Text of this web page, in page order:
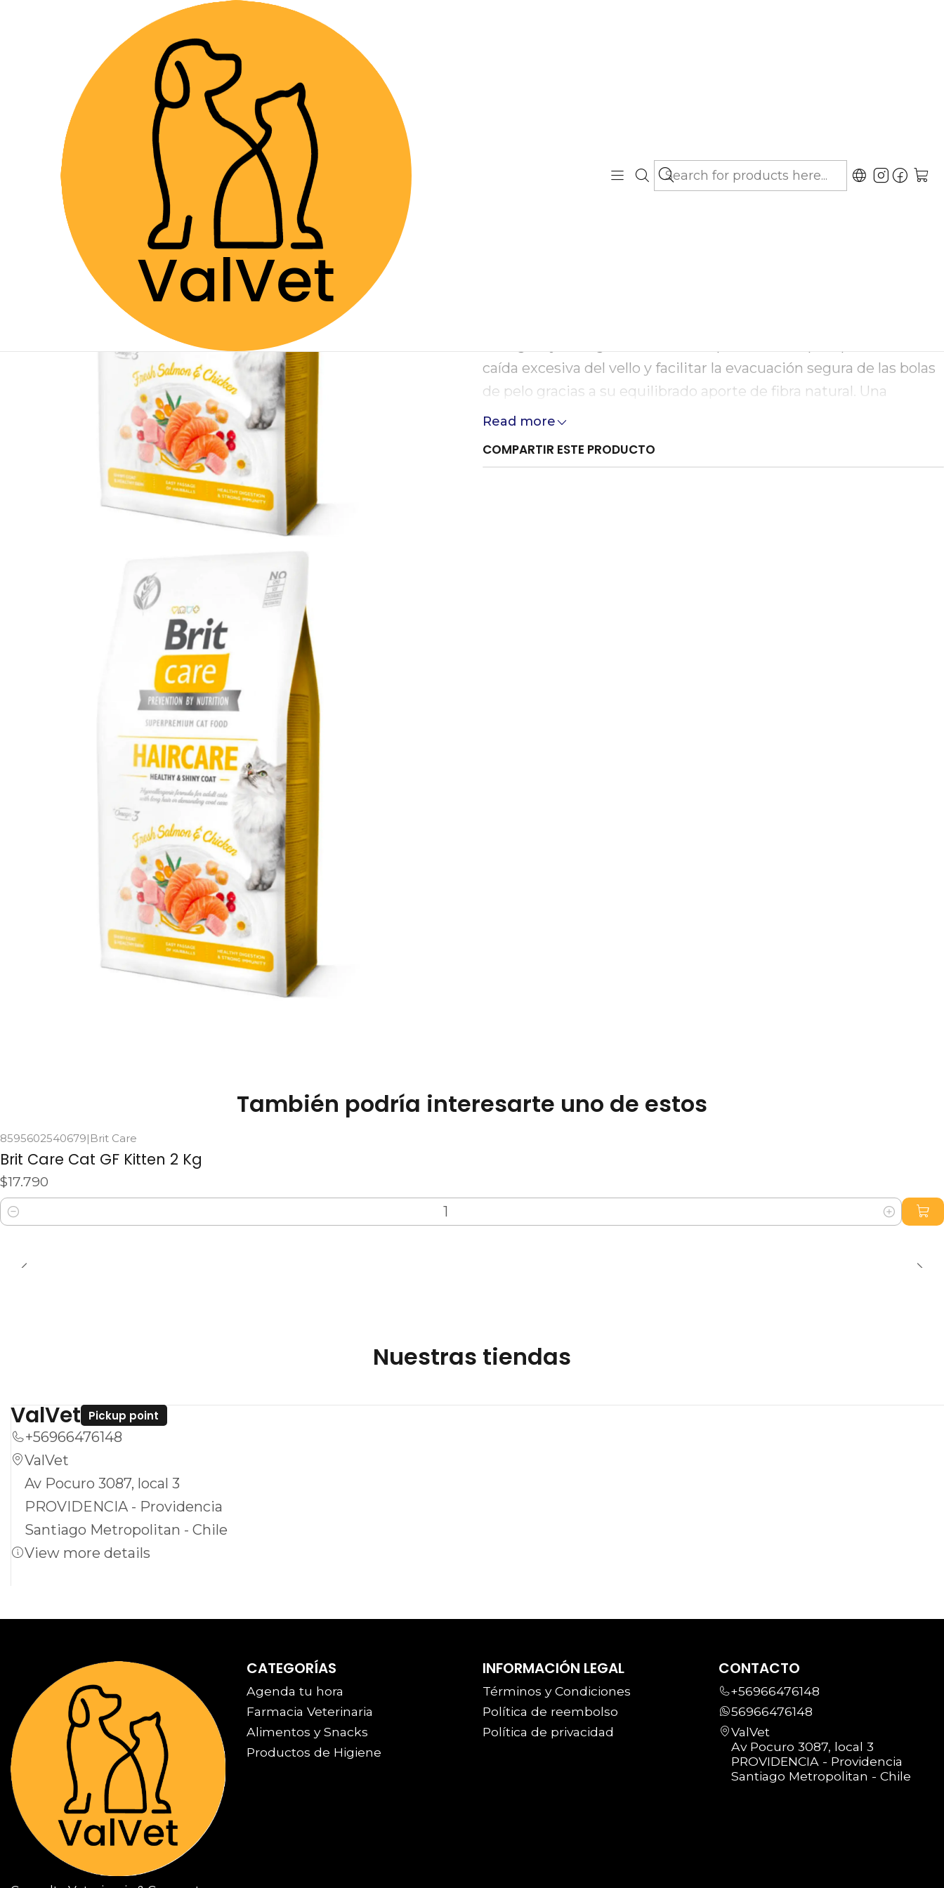
Despacho GRATIS por compras sobre $89.990
Alimentos y Snacks Gatos Alimentos Super premium
caída excesiva del vello y facilitar la evacuación segura de las bolas
de pelo gracias a su equilibrado aporte de fibra natural. Una
nutrición premium que realza el brillo natural de tu felino mientras
Read more
COMPARTIR ESTE PRODUCTO
También podría interesarte uno de estos
8595602540679| Brit Care
Brit Care Cat GF Kitten 2 Kg
$17.790
Cantidad
Nuestras tiendas
ValVet Pickup point
+56966476148
ValVet
Av Pocuro 3087, local 3
PROVIDENCIA - Providencia
Santiago Metropolitan - Chile
View more details
CATEGORÍAS
Agenda tu hora
Farmacia Veterinaria
Alimentos y Snacks
Productos de Higiene
INFORMACIÓN LEGAL
Términos y Condiciones
Política de reembolso
Política de privacidad
CONTACTO
+56966476148
56966476148
ValVet
Av Pocuro 3087, local 3
PROVIDENCIA - Providencia
Santiago Metropolitan - Chile